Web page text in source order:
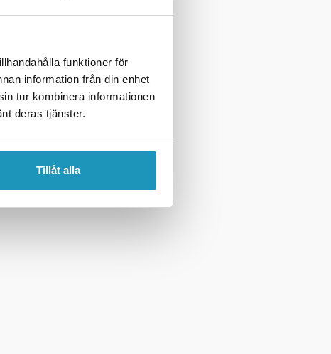
funktioner för
information från din enhet
tur kombinera informationen
deras tjänster.
Tillåt alla